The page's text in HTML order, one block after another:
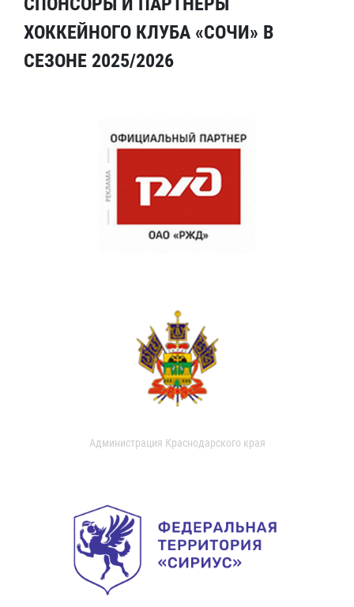
ХОККЕЙНОГО КЛУБА «СОЧИ» В
СЕЗОНЕ 2025/2026
Администрация Краснодарского края